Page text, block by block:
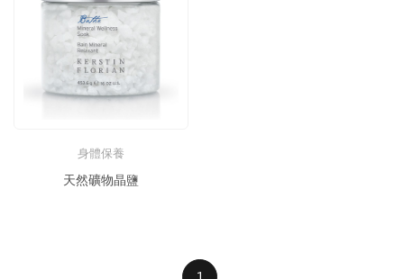
身體保養
天然礦物晶鹽